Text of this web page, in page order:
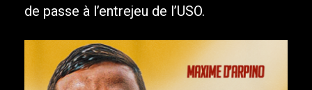
de passe à l’entrejeu de l’USO.